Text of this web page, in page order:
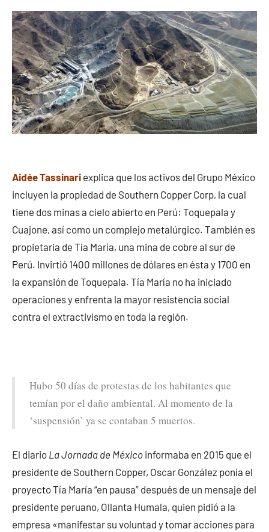
Aidée Tassinari explica que los activos del Grupo México
incluyen la propiedad de Southern Copper Corp, la cual
tiene dos minas a cielo abierto en Perú: Toquepala y
Cuajone, así como un complejo metalúrgico. También es
propietaria de Tía María, una mina de cobre al sur de
Perú. Invirtió 1400 millones de dólares en ésta y 1700 en
la expansión de Toquepala. Tía María no ha iniciado
operaciones y enfrenta la mayor resistencia social
contra el extractivismo en toda la región.
Hubo 50 días de protestas de los habitantes que
temían por el daño ambiental. Al momento de la
‘suspensión’ ya se contaban 5 muertos.
El diario La Jornada de México informaba en 2015 que el
presidente de Southern Copper, Oscar González ponía el
proyecto Tía María “en pausa” después de un mensaje del
presidente peruano, Ollanta Humala, quien pidió a la
empresa «manifestar su voluntad y tomar acciones para